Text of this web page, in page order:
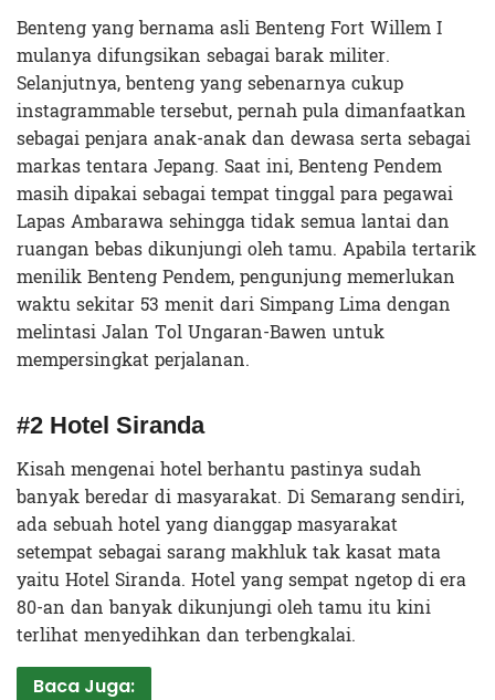
Benteng yang bernama asli Benteng Fort Willem I
mulanya difungsikan sebagai barak militer.
Selanjutnya, benteng yang sebenarnya cukup
instagrammable tersebut, pernah pula dimanfaatkan
sebagai penjara anak-anak dan dewasa serta sebagai
markas tentara Jepang. Saat ini, Benteng Pendem
masih dipakai sebagai tempat tinggal para pegawai
Lapas Ambarawa sehingga tidak semua lantai dan
ruangan bebas dikunjungi oleh tamu. Apabila tertarik
menilik Benteng Pendem, pengunjung memerlukan
waktu sekitar 53 menit dari Simpang Lima dengan
melintasi Jalan Tol Ungaran-Bawen untuk
mempersingkat perjalanan.
#2 Hotel Siranda
Kisah mengenai hotel berhantu pastinya sudah
banyak beredar di masyarakat. Di Semarang sendiri,
ada sebuah hotel yang dianggap masyarakat
setempat sebagai sarang makhluk tak kasat mata
yaitu Hotel Siranda. Hotel yang sempat ngetop di era
80-an dan banyak dikunjungi oleh tamu itu kini
terlihat menyedihkan dan terbengkalai.
Baca Juga: